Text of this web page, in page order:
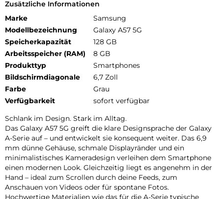
Zusätzliche Informationen
Marke
Samsung
Modellbezeichnung
Galaxy A57 5G
Speicherkapazität
128 GB
Arbeitsspeicher (RAM)
8 GB
Produkttyp
Smartphones
Bildschirmdiagonale
6,7 Zoll
Farbe
Grau
Verfügbarkeit
sofort verfügbar
Schlank im Design. Stark im Alltag.
Das Galaxy A57 5G greift die klare Designsprache der Galaxy
A-Serie auf – und entwickelt sie konsequent weiter. Das 6,9
mm dünne Gehäuse, schmale Displayränder und ein
minimalistisches Kameradesign verleihen dem Smartphone
einen modernen Look. Gleichzeitig liegt es angenehm in der
Hand – ideal zum Scrollen durch deine Feeds, zum
Anschauen von Videos oder für spontane Fotos.
Hochwertige Materialien wie das für die A-Serie typische